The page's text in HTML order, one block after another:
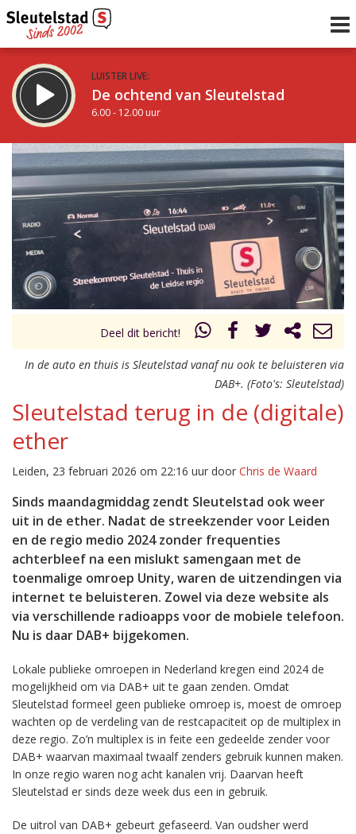
LUISTER LIVE:
De ochtend van Sleutelstad
6.00 - 12.00 uur
STRAKS:
De middag van Sleutelstad
12.00 - 18.00 uur
Vorig uur
uur 1 van 0 Volgend uur
Deel dit bericht!
In de auto en thuis is Sleutelstad vanaf nu ook te beluisteren via
DAB+. (Foto's: Sleutelstad)
Sleutelstad terug in de (digitale)
ether
Leiden, 23 februari 2026 om 22:16 uur door Chris de Waard
Sinds maandagmiddag zendt Sleutelstad ook weer
uit in de ether. Nadat de streekzender voor Leiden
en de regio medio 2024 zonder frequenties
achterbleef na een mislukt samengaan met de
toenmalige omroep Unity, waren de uitzendingen via
internet te beluisteren. Zowel via deze website als
via verschillende radioapps voor de mobiele telefoon.
Nu is daar DAB+ bijgekomen.
Lokale publieke omroepen in Nederland kregen eind 2024 de
mogelijkheid om via DAB+ uit te gaan zenden. Omdat
Sleutelstad formeel geen publieke omroep is, moest de omroep
wachten op de verdeling van de restcapaciteit op de multiplex in
deze regio. Zo’n multiplex is in feite een gedeelde zender voor
DAB+ waarvan maximaal twaalf zenders gebruik kunnen maken.
In onze regio waren nog acht kanalen vrij. Daarvan heeft
Sleutelstad er sinds deze week dus een in gebruik.
De uitrol van DAB+ gebeurt gefaseerd. Van oudsher werd